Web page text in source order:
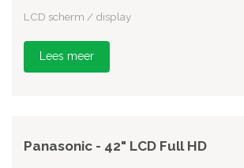
LCD scherm / display
Lees meer
Panasonic - 42" LCD Full HD